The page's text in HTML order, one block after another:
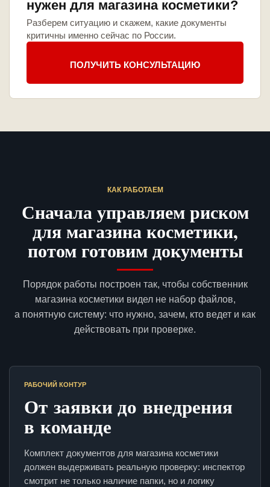
нужен для магазина косметики?
Разберем ситуацию и скажем, какие документы
критичны именно сейчас по России.
ПОЛУЧИТЬ КОНСУЛЬТАЦИЮ
КАК РАБОТАЕМ
Сначала управляем риском
для магазина косметики,
потом готовим документы
Порядок работы построен так, чтобы собственник
магазина косметики видел не набор файлов,
а понятную систему: что нужно, зачем, кто ведет и как
действовать при проверке.
РАБОЧИЙ КОНТУР
От заявки до внедрения
в команде
Комплект документов для магазина косметики
должен выдерживать реальную проверку: инспектор
смотрит не только наличие папки, но и логику